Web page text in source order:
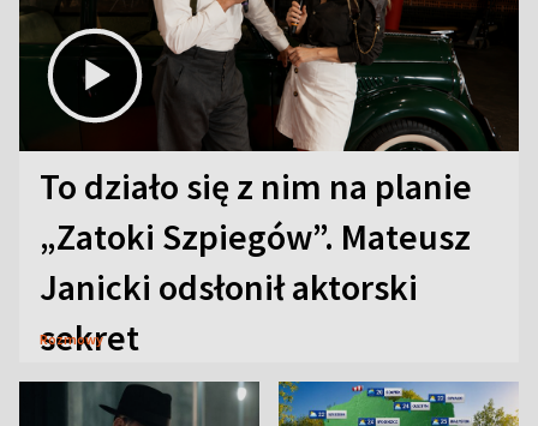
To działo się z nim na planie
„Zatoki Szpiegów”. Mateusz
Janicki odsłonił aktorski
sekret
Rozmowy